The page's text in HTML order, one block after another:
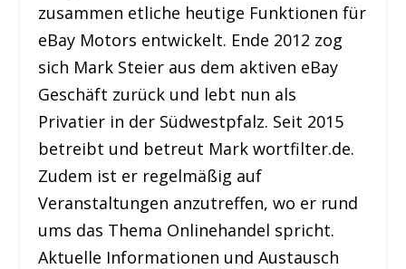
zusammen etliche heutige Funktionen für
eBay Motors entwickelt. Ende 2012 zog
sich Mark Steier aus dem aktiven eBay
Geschäft zurück und lebt nun als
Privatier in der Südwestpfalz. Seit 2015
betreibt und betreut Mark wortfilter.de.
Zudem ist er regelmäßig auf
Veranstaltungen anzutreffen, wo er rund
ums das Thema Onlinehandel spricht.
Aktuelle Informationen und Austausch